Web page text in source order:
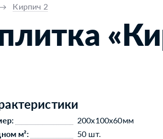
Кирпич 2
200x100x60мм
м²:
50 шт.